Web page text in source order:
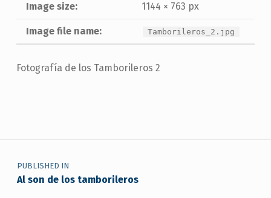
Image size: 1144 × 763 px
Image file name: Tamborileros_2.jpg
Fotografía de los Tamborileros 2
Navegación de entradas
PUBLISHED IN
Al son de los tamborileros